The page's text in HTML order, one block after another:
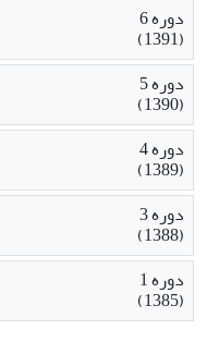
دوره 6
(1391)
دوره 5
(1390)
دوره 4
(1389)
دوره 3
(1388)
دوره 1
(1385)